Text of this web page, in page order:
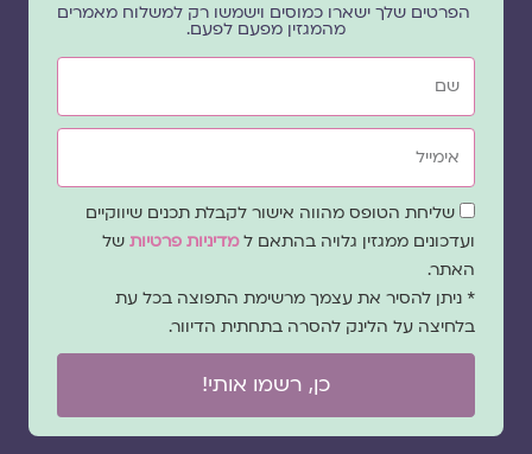
הפרטים שלך ישארו כמוסים וישמשו רק למשלוח מאמרים
מהמגזין מפעם לפעם.
שם
אימייל
שדה
הסכמה
שליחת הטופס מהווה אישור לקבלת תכנים שיווקיים
ועדכונים ממגזין גלויה בהתאם ל מדיניות פרטיותשל
האתר.
* ניתן להסיר את עצמך מרשימת התפוצה בכל עת
בלחיצה על הלינק להסרה בתחתית הדיוור.
כן, רשמו אותי!